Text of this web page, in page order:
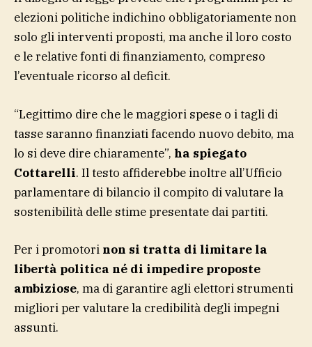
elezioni politiche indichino obbligatoriamente non
solo gli interventi proposti, ma anche il loro costo
e le relative fonti di finanziamento, compreso
l’eventuale ricorso al deficit.
“Legittimo dire che le maggiori spese o i tagli di
tasse saranno finanziati facendo nuovo debito, ma
lo si deve dire chiaramente”, ha spiegato
Cottarelli. Il testo affiderebbe inoltre all’Ufficio
parlamentare di bilancio il compito di valutare la
sostenibilità delle stime presentate dai partiti.
Per i promotori non si tratta di limitare la
libertà politica né di impedire proposte
ambiziose, ma di garantire agli elettori strumenti
migliori per valutare la credibilità degli impegni
assunti.